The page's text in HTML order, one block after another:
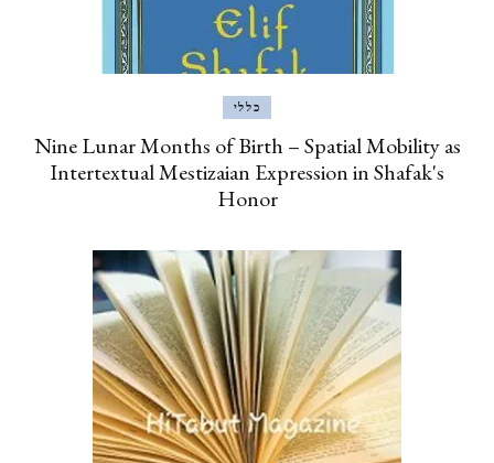
כללי
Nine Lunar Months of Birth – Spatial Mobility as
Intertextual Mestizaian Expression in Shafak's
Honor